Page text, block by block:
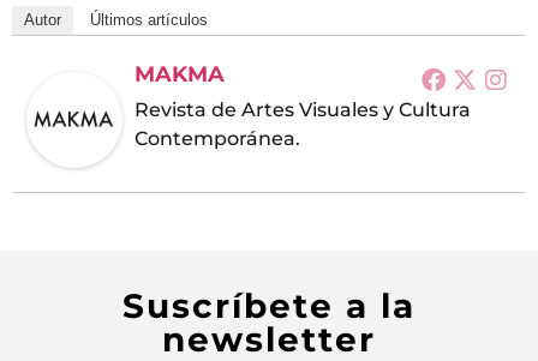
Autor Últimos artículos
MAKMA
Revista de Artes Visuales y Cultura
Contemporánea.
Suscríbete a la
newsletter